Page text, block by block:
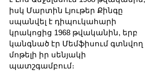
իսկ Մարտին Լյութեր Քինգը
սպանվել է դիպուկահարի
կրակոցից 1968 թվականին, երբ
կանգնած էր Մեմֆիսում գտնվող
մոթելի իր սենյակի
պատշգամբում։